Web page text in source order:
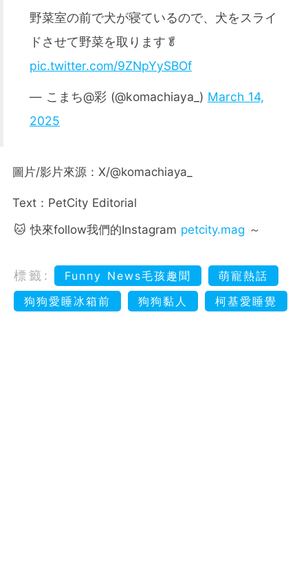
野菜室の前で犬が寝ているので、犬をスライ
ドさせて野菜を取ります🥬
pic.twitter.com/9ZNpYySBOf
— こまち@彩 (@komachiaya_) March 14,
2025
圖片/影片來源：X/@komachiaya_
Text：PetCity Editorial
🐱 快來follow我們的Instagram petcity.mag ～
標籤: Funny News毛孩趣聞
萌寵熱話
狗狗愛睡冰箱前
狗狗黏人 柯基愛睡覺